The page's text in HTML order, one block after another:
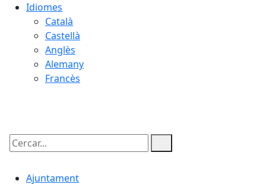
Idiomes
Català
Castellà
Anglès
Alemany
Francès
Cercar:
Ajuntament